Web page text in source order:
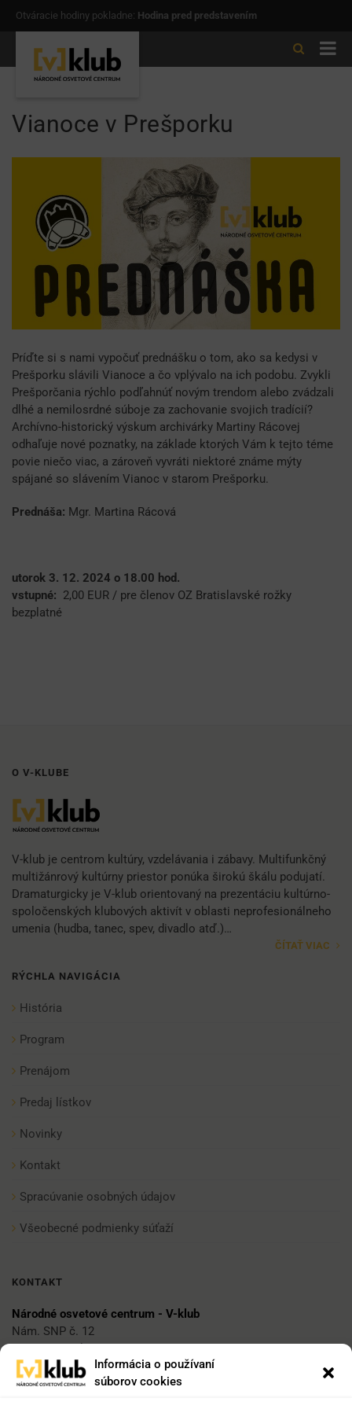
Informácia o používaní
súborov cookies
Otváracie hodiny pokladne: Hodina pred predstavením
Vianoce v Prešporku
Príďte si s nami vypočuť prednášku o tom, ako sa kedysi v
Prešporku slávili Vianoce a čo vplývalo na ich podobu. Zvykli
Prešporčania rýchlo podľahnúť novým trendom alebo zvádzali
dlhé a nemilosrdné súboje za zachovanie svojich tradícií?
Archívno-historický výskum archivárky Martiny Rácovej
odhaľuje nové poznatky, na základe ktorých Vám k tejto téme
povie niečo viac, a zároveň vyvráti niektoré známe mýty
spájané so slávením Vianoc v starom Prešporku.
Prednáša: Mgr. Martina Rácová
utorok 3. 12. 2024 o 18.00 hod.
vstupné: 2,00 EUR / pre členov OZ Bratislavské rožky
bezplatné
O V-KLUBE
V-klub je centrom kultúry, vzdelávania i zábavy. Multifunkčný
multižánrový kultúrny priestor ponúka širokú škálu podujatí.
Dramaturgicky je V-klub orientovaný na prezentáciu kultúrno-
spoločenských klubových aktivít v oblasti neprofesionálneho
umenia (hudba, tanec, spev, divadlo atď.)…
ČÍTAŤ VIAC
RÝCHLA NAVIGÁCIA
História
Program
Prenájom
Predaj lístkov
Novinky
Kontakt
Spracúvanie osobných údajov
Všeobecné podmienky súťaží
KONTAKT
Národné osvetové centrum - V-klub
Nám. SNP č. 12
812 34 Bratislava 1